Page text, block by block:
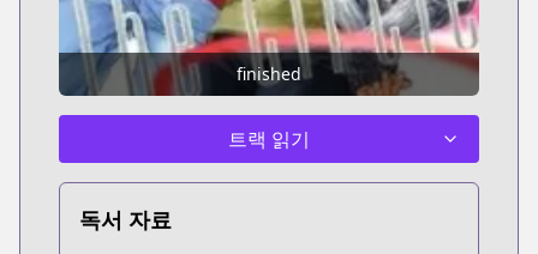
finished
트랙 읽기
독서 자료